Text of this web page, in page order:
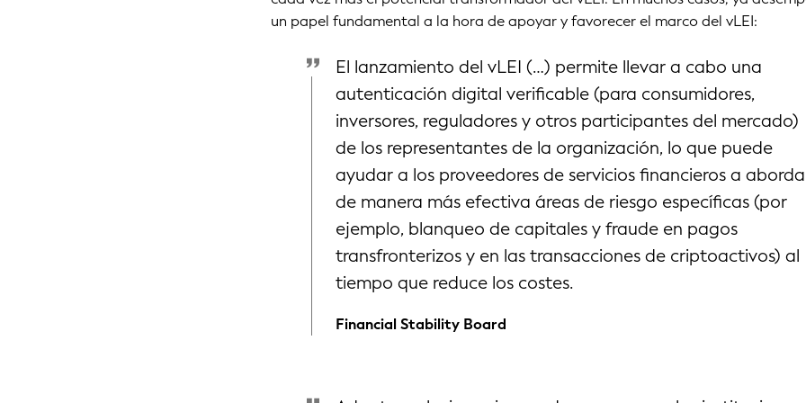
un papel fundamental a la hora de apoyar y favorecer el marco del vLEI:
El lanzamiento del vLEI (…) permite llevar a cabo una
autenticación digital verificable (para consumidores,
inversores, reguladores y otros participantes del mercado)
de los representantes de la organización, lo que puede
ayudar a los proveedores de servicios financieros a
de manera más efectiva áreas de riesgo específicas (por
ejemplo, blanqueo de capitales y fraude en pagos
transfronterizos y en las transacciones de criptoactivos) al
tiempo que reduce los costes.
Financial Stability Board